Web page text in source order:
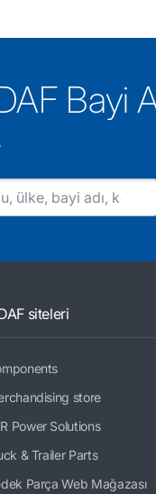
Bayi
siteleri
store
Power Solutions
& Trailer Parts
Parça Web Mağazası